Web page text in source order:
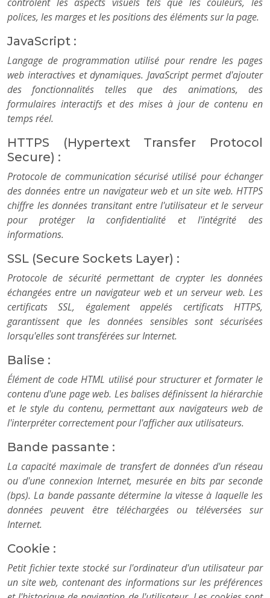
polices, les marges et les positions des éléments sur la page.
JavaScript :
Langage de programmation utilisé pour rendre les pages
web interactives et dynamiques. JavaScript permet d'ajouter
des fonctionnalités telles que des animations, des
formulaires interactifs et des mises à jour de contenu en
temps réel.
HTTPS (Hypertext Transfer Protocol
Secure) :
Protocole de communication sécurisé utilisé pour échanger
des données entre un navigateur web et un site web. HTTPS
chiffre les données transitant entre l'utilisateur et le serveur
pour protéger la confidentialité et l'intégrité des
informations.
SSL (Secure Sockets Layer) :
Protocole de sécurité permettant de crypter les données
échangées entre un navigateur web et un serveur web. Les
certificats SSL, également appelés certificats HTTPS,
garantissent que les données sensibles sont sécurisées
lorsqu'elles sont transférées sur Internet.
Balise :
Élément de code HTML utilisé pour structurer et formater le
contenu d'une page web. Les balises définissent la hiérarchie
et le style du contenu, permettant aux navigateurs web de
l'interpréter correctement pour l'afficher aux utilisateurs.
Bande passante :
La capacité maximale de transfert de données d'un réseau
ou d'une connexion Internet, mesurée en bits par seconde
(bps). La bande passante détermine la vitesse à laquelle les
données peuvent être téléchargées ou téléversées sur
Internet.
Cookie :
Petit fichier texte stocké sur l'ordinateur d'un utilisateur par
un site web, contenant des informations sur les préférences